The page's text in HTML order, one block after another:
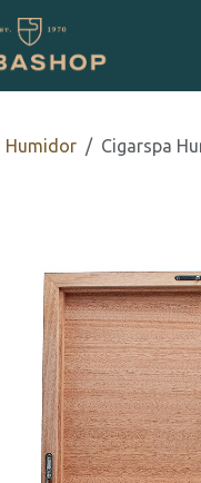
Humidor ​​Cigarspa